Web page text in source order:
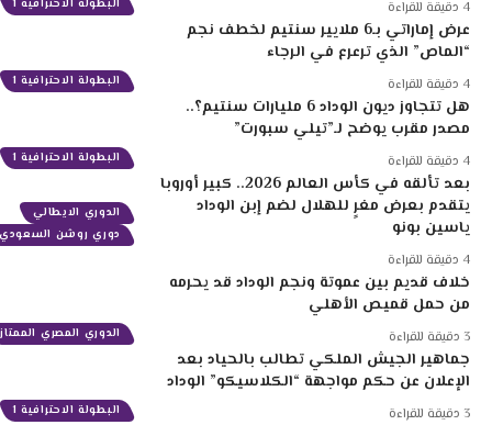
البطولة الاحترافية 1
البطولة الاحترافية 1
عرض إماراتي بـ6 ملايير سنتيم لخطف نجم
“الماص” الذي ترعرع في الرجاء
البطولة الاحترافية 1
هل تتجاوز ديون الوداد 6 مليارات سنتيم؟..
مصدر مقرب يوضح لـ”تيلي سبورت”
الدوري الايطالي
دوري روشن السعودي
بعد تألقه في كأس العالم 2026.. كبير أوروبا
يتقدم بعرض مغرٍ للهلال لضم إبن الوداد
ياسين بونو
الدوري المصري الممتاز
خلاف قديم بين عموتة ونجم الوداد قد يحرمه
من حمل قميص الأهلي
البطولة الاحترافية 1
جماهير الجيش الملكي تطالب بالحياد بعد
الإعلان عن حكم مواجهة “الكلاسيكو” الوداد